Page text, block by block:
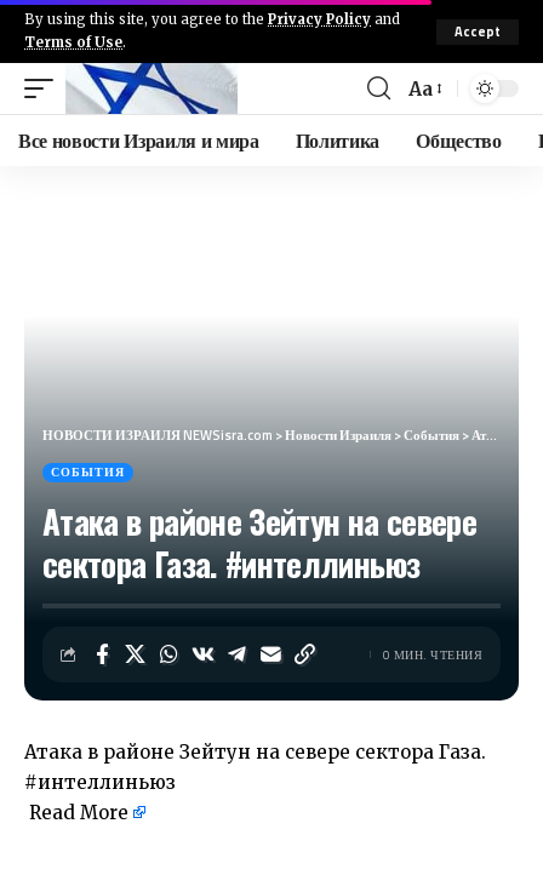
By using this site, you agree to the Privacy Policy and
Terms of Use.
Accept
Aa
Все новости Израиля и мира Политика Общество
НОВОСТИ ИЗРАИЛЯ NEWSisra.com >Новости Израиля>События>Атака в районе Зейтун на севере сектора Газа. #интеллиньюз
СОБЫТИЯ
Атака в районе Зейтун на севере
сектора Газа. #интеллиньюз
0 МИН. ЧТЕНИЯ
Атака в районе Зейтун на севере сектора Газа.
#интеллиньюз
Read More